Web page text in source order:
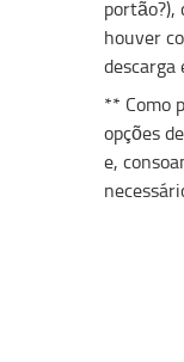
portão?),
houver
descarga
** Como
opções
e,